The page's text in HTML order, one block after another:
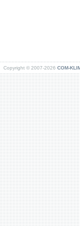
Copyright © 2007-2026 COM-